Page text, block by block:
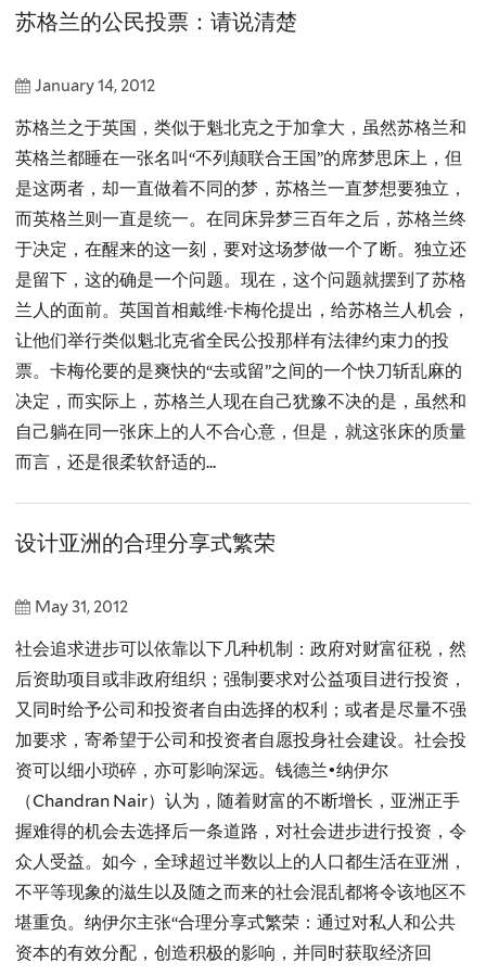
苏格兰的公民投票：请说清楚
January 14, 2012
苏格兰之于英国，类似于魁北克之于加拿大，虽然苏格兰和
英格兰都睡在一张名叫“不列颠联合王国”的席梦思床上，但
是这两者，却一直做着不同的梦，苏格兰一直梦想要独立，
而英格兰则一直是统一。在同床异梦三百年之后，苏格兰终
于决定，在醒来的这一刻，要对这场梦做一个了断。独立还
是留下，这的确是一个问题。现在，这个问题就摆到了苏格
兰人的面前。英国首相戴维·卡梅伦提出，给苏格兰人机会，
让他们举行类似魁北克省全民公投那样有法律约束力的投
票。卡梅伦要的是爽快的“去或留”之间的一个快刀斩乱麻的
决定，而实际上，苏格兰人现在自己犹豫不决的是，虽然和
自己躺在同一张床上的人不合心意，但是，就这张床的质量
而言，还是很柔软舒适的...
设计亚洲的合理分享式繁荣
May 31, 2012
社会追求进步可以依靠以下几种机制：政府对财富征税，然
后资助项目或非政府组织；强制要求对公益项目进行投资，
又同时给予公司和投资者自由选择的权利；或者是尽量不强
加要求，寄希望于公司和投资者自愿投身社会建设。社会投
资可以细小琐碎，亦可影响深远。钱德兰•纳伊尔
（Chandran Nair）认为，随着财富的不断增长，亚洲正手
握难得的机会去选择后一条道路，对社会进步进行投资，令
众人受益。如今，全球超过半数以上的人口都生活在亚洲，
不平等现象的滋生以及随之而来的社会混乱都将令该地区不
堪重负。纳伊尔主张“合理分享式繁荣：通过对私人和公共
资本的有效分配，创造积极的影响，并同时获取经济回